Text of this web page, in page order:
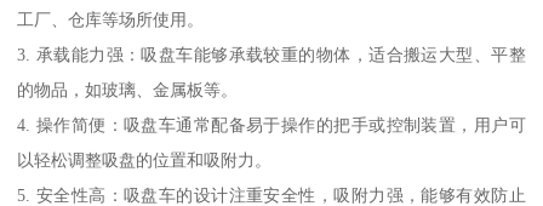
工厂、仓库等场所使用。
3. 承载能力强：吸盘车能够承载较重的物体，适合搬运大型、平整
的物品，如玻璃、金属板等。
4. 操作简便：吸盘车通常配备易于操作的把手或控制装置，用户可
以轻松调整吸盘的位置和吸附力。
5. 安全性高：吸盘车的设计注重安全性，吸附力强，能够有效防止